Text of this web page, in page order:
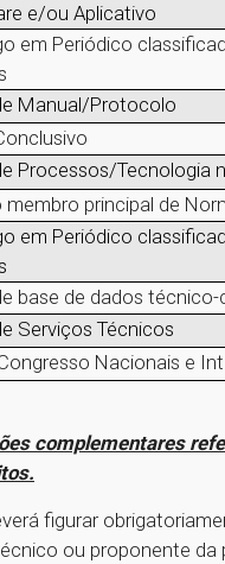
e/ou Aplicativo
em Periódico
Manual/Protocolo
Processos/Tecnologia
principal de
em Periódico
base de dados
Serviços Técnicos
Nacionais e
complementares
figurar
ou proponente